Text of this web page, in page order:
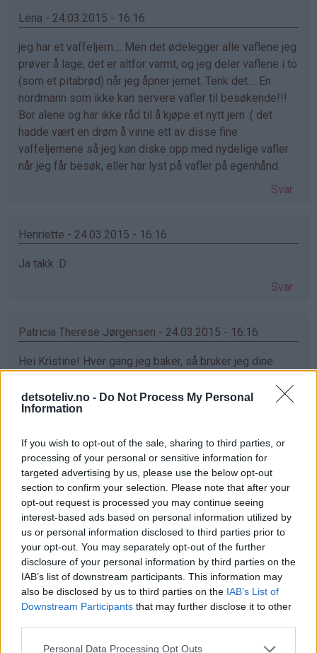
detsoteliv.no - Do Not Process My Personal
Information
If you wish to opt-out of the sale, sharing to third parties, or
processing of your personal or sensitive information for
targeted advertising by us, please use the below opt-out
section to confirm your selection. Please note that after your
opt-out request is processed you may continue seeing
interest-based ads based on personal information utilized by
us or personal information disclosed to third parties prior to
your opt-out. You may separately opt-out of the further
disclosure of your personal information by third parties on the
IAB’s list of downstream participants. This information may
also be disclosed by us to third parties on the IAB’s List of
Downstream Participants that may further disclose it to other
Personal Data Processing Opt Outs
Lena - 24.03.2015 - 16:16
jeg har et vaffeljern.... Men det ødelegger alle vaflene jeg
prøver å lage, det er altfor varmt, og jeg deler vaflene i to
(som et pitabrød) når jeg åpner jernet. Tenk det.... En
nordmann som ikke kan servere vafler til besøkende!!!
Bor alene og har ikke råd til å kjøpe et nytt jern :( det
hadde vært en drøm å vinne ett av disse fine
vaffeljernene så jeg kan diske opp med nydelige vafler
når jeg får besøk, eller har lyst på vafler på egenhånd.
Svar
Henriette - 24.03.2015 - 16:16
Ja takk :D
Svar
Patricia Therese Jørgensen - 24.03.2015 - 16:16
Hei Kristine! Hver gang jeg baker, så bruker jeg dine
med vaniljeis har allerede blitt min favoritt❤️ Ønsker
meg ett vaffeljern da jeg eeeelsker vaffler :D
Maren - 24.03.2015 - 16:18
elsker vafler!!
Svar
Mariann Jørgensen - 24.03.2015 - 16:18
Hva er bedre enn en vaffel sammen med rømme og
syltetøy hadde jeg vært heldig så hadde det vært gøy
Svar